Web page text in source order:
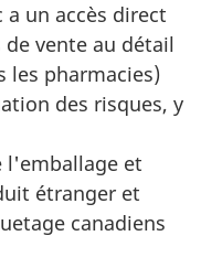
un accès direct
vente au détail
les pharmacies)
des risques, y
l'emballage et
étranger et
canadiens